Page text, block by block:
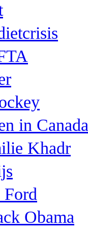
in Canada
Khadr
Ford
Obama